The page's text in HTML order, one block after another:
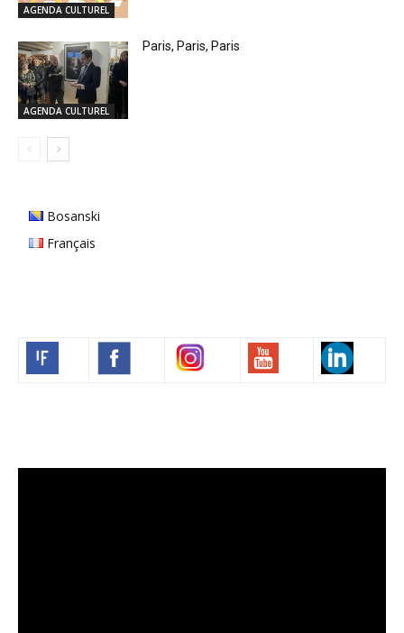
AGENDA CULTUREL
AGENDA CULTUREL
Paris, Paris, Paris
Bosanski
Français